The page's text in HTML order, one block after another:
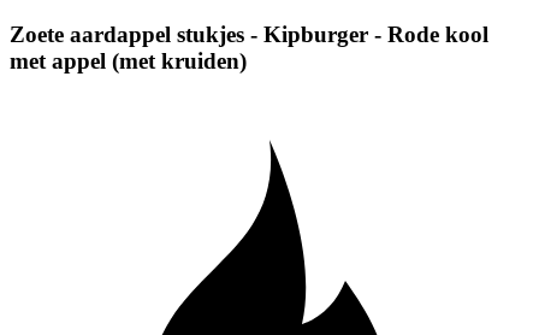
Zoete aardappel stukjes - Kipburger - Rode kool
met appel (met kruiden)